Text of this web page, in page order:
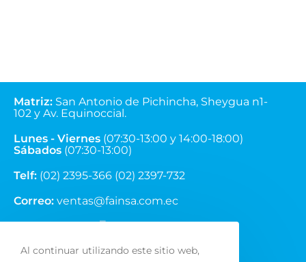
Matriz:San Antonio de Pichincha, Sheygua n1-
Lunes - Viernes(07:30-13:00 y 14:00-18:00)
Telf:(02) 2395-366 (02) 2397-732
Correo:ventas@fainsa.com.ec
Al continuar utilizando este sitio web,